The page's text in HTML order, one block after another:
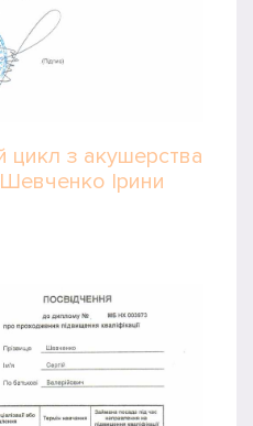
цикл з акушерства
Шевченко Ірини